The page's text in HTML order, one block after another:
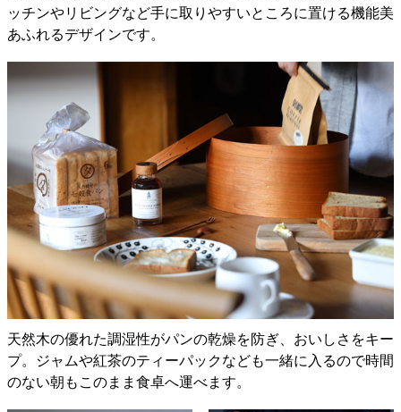
ッチンやリビングなど手に取りやすいところに置ける機能美
あふれるデザインです。
天然木の優れた調湿性がパンの乾燥を防ぎ、おいしさをキー
プ。ジャムや紅茶のティーパックなども一緒に入るので時間
のない朝もこのまま食卓へ運べます。